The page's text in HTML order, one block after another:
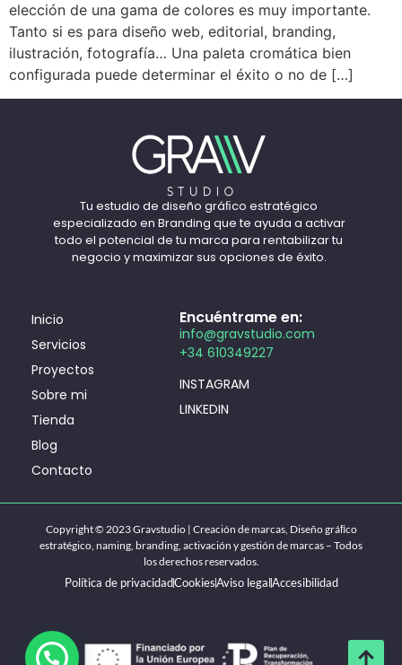
elección de una gama de colores es muy importante.
Tanto si es para diseño web, editorial, branding,
ilustración, fotografía… Una paleta cromática bien
configurada puede determinar el éxito o no de […]
Inicio
Servicios
Proyectos
Sobre mi
Tienda
Blog
Contacto
Tu estudio de diseño gráﬁco estratégico
especializado en Branding que te ayuda a activar
todo el potencial de tu marca para rentabilizar tu
negocio y maximizar sus opciones de éxito.
Encuéntrame en:
info@gravstudio.com
+34 610349227
INSTAGRAM
LINKEDIN
Copyright © 2023 Gravstudio | Creación de marcas, Diseño gráﬁco
estratégico, naming, branding, activación y gestión de marcas – Todos
los derechos reservados.
Política de privacidadCookiesAviso legalAccesibilidad